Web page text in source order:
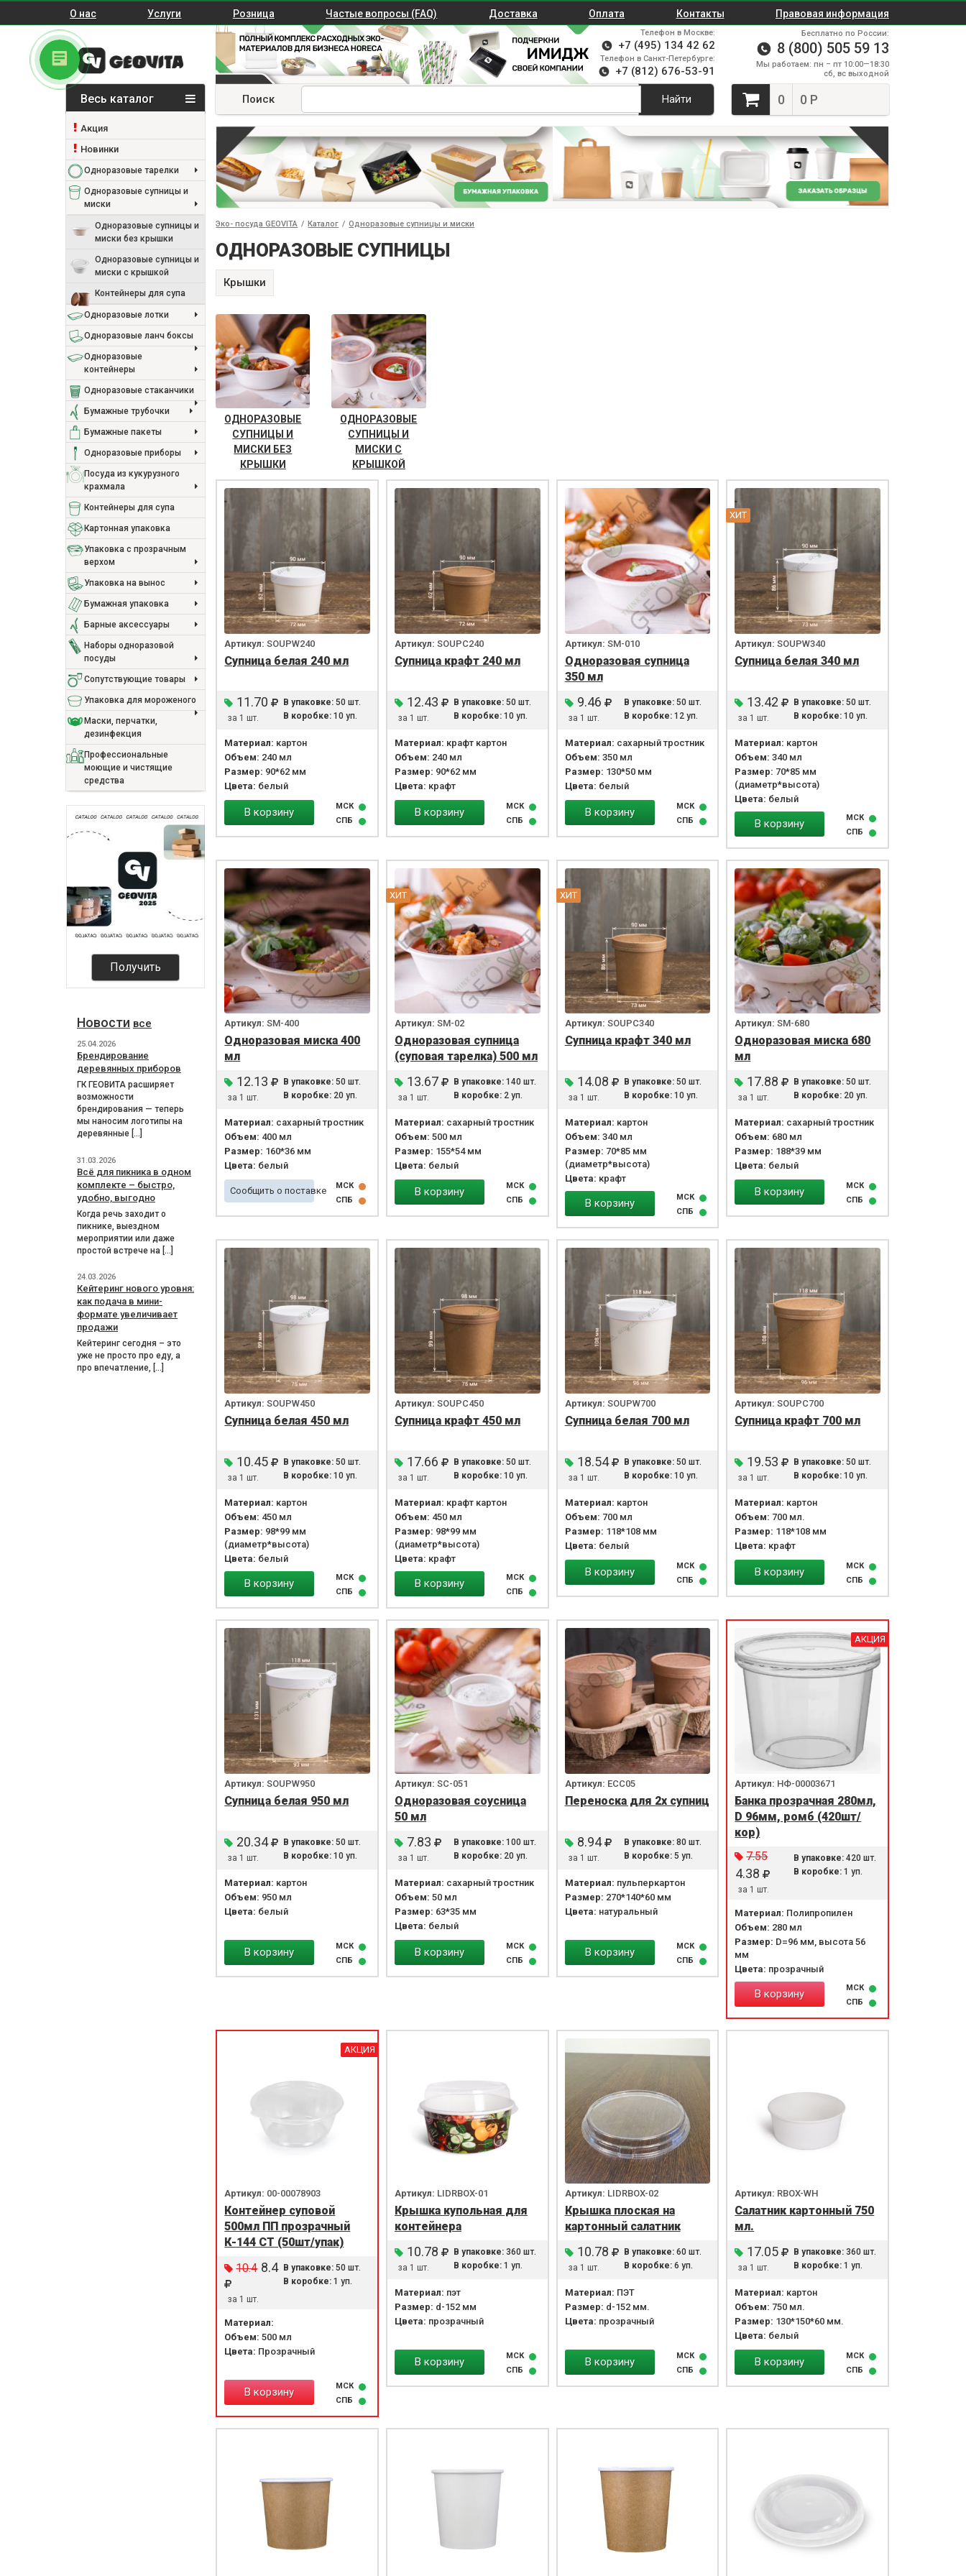
О нас Услуги Розница Частые вопросы (FAQ) Доставка Оплата Контакты Правовая информация
Телефон в Москве:
+7 (495) 134 42 62
Телефон в Санкт-Петербурге:
+7 (812) 676-53-91
Бесплатно по России:
8 (800) 505 59 13
Мы работаем: пн – пт 10:00—18:30
сб, вс выходной
Весь каталог Поиск Найти 0 0 Р
Акция
Новинки
Одноразовые тарелки
Одноразовые супницы и
миски
Одноразовые супницы и
миски без крышки
Одноразовые супницы и
миски с крышкой
Контейнеры для супа
Одноразовые лотки
Одноразовые ланч боксы
Одноразовые
контейнеры
Одноразовые стаканчики
Бумажные трубочки
Бумажные пакеты
Одноразовые приборы
Посуда из кукурузного
крахмала
Контейнеры для супа
Картонная упаковка
Упаковка с прозрачным
верхом
Упаковка на вынос
Бумажная упаковка
Барные аксессуары
Наборы одноразовой
посуды
Сопутствующие товары
Упаковка для мороженого
Маски, перчатки,
дезинфекция
Профессиональные
моющие и чистящие
средства
Получить
Новости все
25.04.2026
Брендирование
деревянных приборов
ГК ГЕОВИТА расширяет
возможности
брендирования — теперь
мы наносим логотипы на
деревянные […]
31.03.2026
Всё для пикника в одном
комплекте – быстро,
удобно, выгодно
Когда речь заходит о
пикнике, выездном
мероприятии или даже
простой встрече на […]
24.03.2026
Кейтеринг нового уровня:
как подача в мини-
формате увеличивает
продажи
Кейтеринг сегодня – это
уже не просто про еду, а
про впечатление, […]
Эко- посуда GEOVITA / Каталог / Одноразовые супницы и миски
ОДНОРАЗОВЫЕ СУПНИЦЫ
Крышки
ОДНОРАЗОВЫЕ
СУПНИЦЫ И
МИСКИ БЕЗ
КРЫШКИ
ОДНОРАЗОВЫЕ
СУПНИЦЫ И
МИСКИ С
КРЫШКОЙ
Артикул: SOUPW240
Супница белая 240 мл
11.70
за 1 шт.
В упаковке: 50 шт.
В коробке: 10 уп.
Материал: картон
Объем: 240 мл
Размер: 90*62 мм
Цвета: белый
В корзину
МСК
СПБ
Артикул: SOUPC240
Супница крафт 240 мл
12.43
за 1 шт.
В упаковке:50 шт.
В коробке:10 уп.
Материал: крафт картон
Объем: 240 мл
Размер: 90*62 мм
Цвета: крафт
В корзину
МСК
СПБ
Артикул: SM-010
Одноразовая супница
350 мл
9.46
за 1 шт.
В упаковке:50 шт.
В коробке:12 уп.
Материал: сахарный тростник
Объем: 350 мл
Размер: 130*50 мм
Цвета: белый
В корзину
МСК
СПБ
ХИТ
Артикул: SOUPW340
Супница белая 340 мл
13.42
за 1 шт.
В упаковке: 50 шт.
В коробке: 10 уп.
Материал: картон
Объем: 340 мл
Размер: 70*85 мм
(диаметр*высота)
Цвета: белый
В корзину
МСК
СПБ
Артикул: SM-400
Одноразовая миска 400
мл
12.13
за 1 шт.
В упаковке: 50 шт.
В коробке: 20 уп.
Материал: сахарный тростник
Объем: 400 мл
Размер: 160*36 мм
Цвета: белый
Сообщить о поставке
МСК
СПБ
ХИТ
Артикул: SM-02
Одноразовая супница
(суповая тарелка) 500 мл
13.67
за 1 шт.
В упаковке:140 шт.
В коробке:2 уп.
Материал: сахарный тростник
Объем: 500 мл
Размер: 155*54 мм
Цвета: белый
В корзину
МСК
СПБ
ХИТ
Артикул: SOUPC340
Супница крафт 340 мл
14.08
за 1 шт.
В упаковке:50 шт.
В коробке:10 уп.
Материал: картон
Объем: 340 мл
Размер: 70*85 мм
(диаметр*высота)
Цвета: крафт
В корзину
МСК
СПБ
Артикул: SM-680
Одноразовая миска 680
мл
17.88
за 1 шт.
В упаковке: 50 шт.
В коробке: 20 уп.
Материал: сахарный тростник
Объем: 680 мл
Размер: 188*39 мм
Цвета: белый
В корзину
МСК
СПБ
Артикул: SOUPW450
Супница белая 450 мл
10.45
за 1 шт.
В упаковке: 50 шт.
В коробке: 10 уп.
Материал: картон
Объем: 450 мл
Размер: 98*99 мм
(диаметр*высота)
Цвета: белый
В корзину
МСК
СПБ
Артикул: SOUPC450
Супница крафт 450 мл
17.66
за 1 шт.
В упаковке:50 шт.
В коробке:10 уп.
Материал: крафт картон
Объем: 450 мл
Размер: 98*99 мм
(диаметр*высота)
Цвета: крафт
В корзину
МСК
СПБ
Артикул: SOUPW700
Супница белая 700 мл
18.54
за 1 шт.
В упаковке:50 шт.
В коробке:10 уп.
Материал: картон
Объем: 700 мл
Размер: 118*108 мм
Цвета: белый
В корзину
МСК
СПБ
Артикул: SOUPC700
Супница крафт 700 мл
19.53
за 1 шт.
В упаковке: 50 шт.
В коробке: 10 уп.
Материал: картон
Объем: 700 мл.
Размер: 118*108 мм
Цвета: крафт
В корзину
МСК
СПБ
Артикул: SOUPW950
Супница белая 950 мл
20.34
за 1 шт.
В упаковке: 50 шт.
В коробке: 10 уп.
Материал: картон
Объем: 950 мл
Цвета: белый
В корзину
МСК
СПБ
Артикул: SС-051
Одноразовая соусница
50 мл
7.83
за 1 шт.
В упаковке:100 шт.
В коробке:20 уп.
Материал: сахарный тростник
Объем: 50 мл
Размер: 63*35 мм
Цвета: белый
В корзину
МСК
СПБ
Артикул: ECC05
Переноска для 2х супниц
8.94
за 1 шт.
В упаковке:80 шт.
В коробке:5 уп.
Материал: пульперкартон
Размер: 270*140*60 мм
Цвета: натуральный
В корзину
МСК
СПБ
АКЦИЯ
Артикул: НФ-00003671
Банка прозрачная 280мл,
D 96мм, ромб (420шт/
кор)
7.55
4.38
за 1 шт.
В упаковке: 420 шт.
В коробке: 1 уп.
Материал: Полипропилен
Объем: 280 мл
Размер: D=96 мм, высота 56
мм
Цвета: прозрачный
В корзину
МСК
СПБ
АКЦИЯ
Артикул: 00-00078903
Контейнер суповой
500мл ПП прозрачный
К-144 СТ (50шт/упак)
10.4 8.4
за 1 шт.
В упаковке: 50 шт.
В коробке: 1 уп.
Материал:
Объем: 500 мл
Цвета: Прозрачный
В корзину
МСК
СПБ
Артикул: LIDRBOX-01
Крышка купольная для
контейнера
10.78
за 1 шт.
В упаковке:360 шт.
В коробке:1 уп.
Материал: пэт
Размер: d-152 мм
Цвета: прозрачный
В корзину
МСК
СПБ
Артикул: LIDRBOX-02
Крышка плоская на
картонный салатник
10.78
за 1 шт.
В упаковке:60 шт.
В коробке:6 уп.
Материал: ПЭТ
Размер: d-152 мм.
Цвета: прозрачный
В корзину
МСК
СПБ
Артикул: RBOX-WH
Салатник картонный 750
мл.
17.05
за 1 шт.
В упаковке: 360 шт.
В коробке: 1 уп.
Материал: картон
Объем: 750 мл.
Размер: 130*150*60 мм.
Цвета: белый
В корзину
МСК
СПБ